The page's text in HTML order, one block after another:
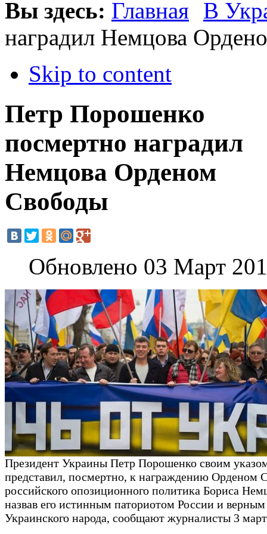
Вы здесь: Главная В
наградил Немцова
Skip to content
Петр Порошенко
посмертно наградил
Немцова Орденом
Свободы
Обновлено 03 Март
Президент Украины Петр Порошенко своим
представил, посмертно, к награждению Орденом
российского опозиционного политика Бориса
назвав его истинным паториотом России и
Украинского народа, сообщают журналисты 3